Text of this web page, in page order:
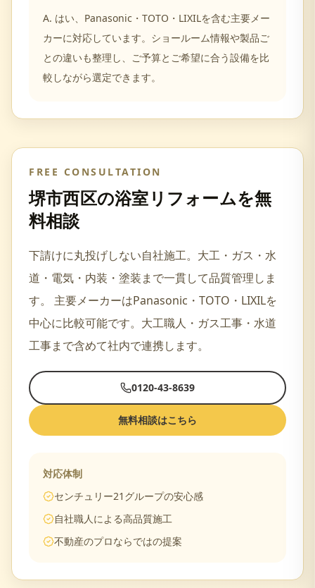
A. はい、Panasonic・TOTO・LIXILを含む主要メー
カーに対応しています。ショールーム情報や製品ご
との違いも整理し、ご予算とご希望に合う設備を比
較しながら選定できます。
FREE CONSULTATION
堺市西区の浴室リフォームを無
料相談
下請けに丸投げしない自社施工。大工・ガス・水
道・電気・内装・塗装まで一貫して品質管理しま
す。
主要メーカーはPanasonic・TOTO・LIXILを
中心に比較可能です。 大工職人・ガス工事・水道
工事まで含めて社内で連携します。
0120-43-8639
無料相談はこちら
対応体制
センチュリー21グループの安心感
自社職人による高品質施工
不動産のプロならではの提案